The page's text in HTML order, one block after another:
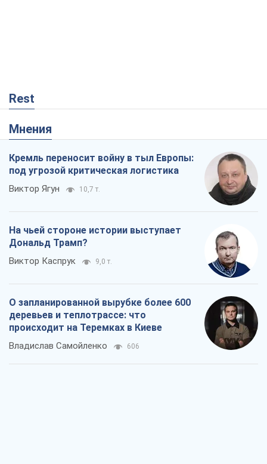
Rest
Мнения
Кремль переносит войну в тыл Европы:
под угрозой критическая логистика
Виктор Ягун 10,7 т.
На чьей стороне истории выступает
Дональд Трамп?
Виктор Каспрук 9,0 т.
О запланированной вырубке более 600
деревьев и теплотрассе: что
происходит на Теремках в Киеве
Владислав Самойленко 606